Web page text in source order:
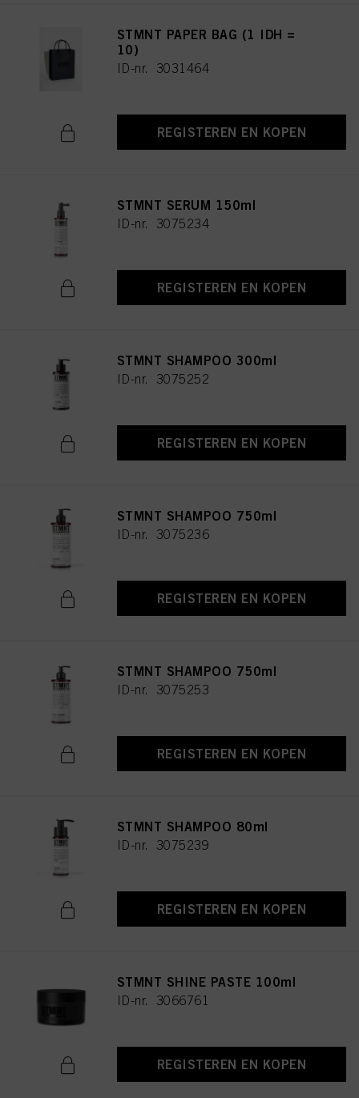
STMNT PAPER BAG (1 IDH =
10)
ID-nr. 3031464
REGISTEREN EN KOPEN
STMNT SERUM 150ml
ID-nr. 3075234
REGISTEREN EN KOPEN
STMNT SHAMPOO 300ml
ID-nr. 3075252
REGISTEREN EN KOPEN
STMNT SHAMPOO 750ml
ID-nr. 3075236
REGISTEREN EN KOPEN
STMNT SHAMPOO 750ml
ID-nr. 3075253
REGISTEREN EN KOPEN
STMNT SHAMPOO 80ml
ID-nr. 3075239
REGISTEREN EN KOPEN
STMNT SHINE PASTE 100ml
ID-nr. 3066761
REGISTEREN EN KOPEN